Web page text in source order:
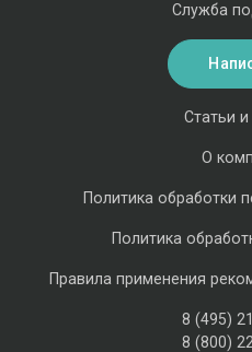
Статьи
О
Политика обработки
Политика
Правила применения
8 (495)
8 (800)
Служба